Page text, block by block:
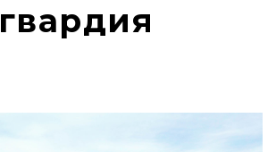
гвардия